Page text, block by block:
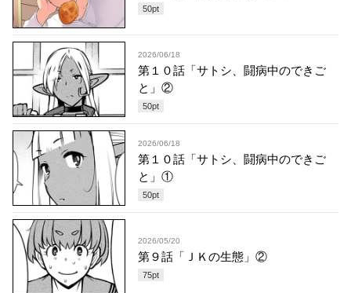
50pt
2026/06/18
第１０話「サトシ、闘病中のできご
と」②
50pt
2026/06/18
第１０話「サトシ、闘病中のできご
と」①
50pt
2026/05/20
第９話「ＪＫの生態」②
75pt